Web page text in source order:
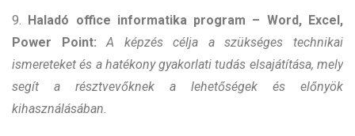
9. Haladó office informatika program – Word, Excel,
Power Point: A képzés célja a szükséges technikai
ismereteket és a hatékony gyakorlati tudás elsajátítása, mely
segít a résztvevőknek a lehetőségek és előnyök
kihasználásában.